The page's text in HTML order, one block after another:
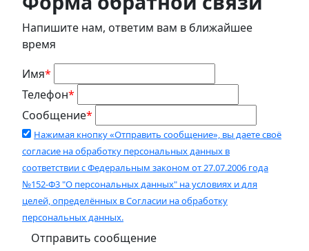
Напишите нам, ответим вам в ближайшее
время
Имя*
Телефон*
Сообщение*
Нажимая кнопку «Отправить сообщение», вы даете своё
согласие на обработку персональных данных в
соответствии с Федеральным законом от 27.07.2006 года
№152-Ф3 "О персональных данных" на условиях и для
целей, определённых в Согласии на обработку
персональных данных.